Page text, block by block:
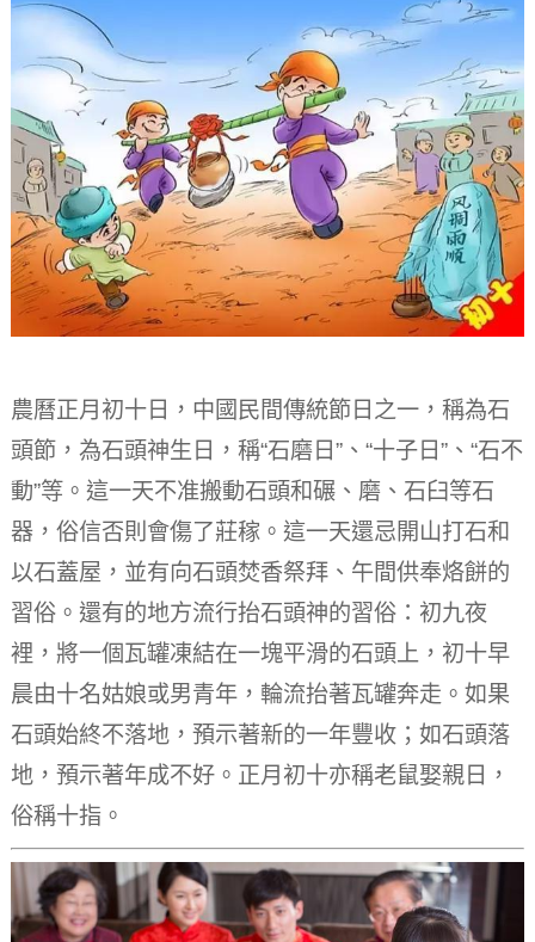
農曆正月初十日，中國民間傳統節日之一，稱為石
頭節，為石頭神生日，稱“石磨日”、“十子日”、“石不
動”等。 這一天不准搬動石頭和碾、磨、石臼等石
器，俗信否則會傷了莊稼。 這一天還忌開山打石和
以石蓋屋，並有向石頭焚香祭拜、午間供奉烙餅的
習俗。 還有的地方流行抬石頭神的習俗：初九夜
裡，將一個瓦罐凍結在一塊平滑的石頭上，初十早
晨由十名姑娘或男青年，輪流抬著瓦罐奔走。 如果
石頭始終不落地，預示著新的一年豐收；如石頭落
地，預示著年成不好。 正月初十亦稱老鼠娶親日，
俗稱十指。